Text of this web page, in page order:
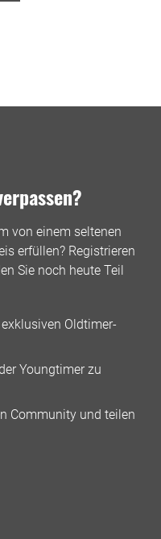
von einem seltenen
erfüllen? Registrieren
Sie noch heute Teil
Oldtimer-
Youngtimer zu
Community und teilen